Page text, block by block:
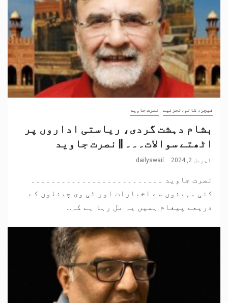
فیچر، کالم،تجزئیے نصرت جاوید
بشام دہشت گردی، ریاستی اداروں پر
اٹھتے سوالات۔۔۔ || نصرت جاوید
اپریل 2, 2024 dailyswail
نصرت جاوید ۔۔۔۔۔۔۔۔۔۔۔۔۔۔۔۔۔۔۔۔۔۔۔۔۔۔
کئی مہینوں سے اخبارات اور ٹی وی چینلوں کے
ذریعے پیغام ہمیں یہ مل رہا ہے کہ...